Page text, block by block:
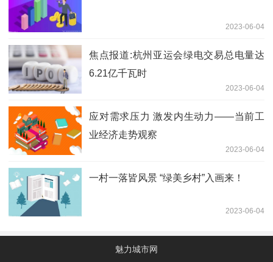
2023-06-04
焦点报道:杭州亚运会绿电交易总电量达
6.21亿千瓦时
2023-06-04
应对需求压力 激发内生动力——当前工
业经济走势观察
2023-06-04
一村一落皆风景 “绿美乡村”入画来！
2023-06-04
魅力城市网